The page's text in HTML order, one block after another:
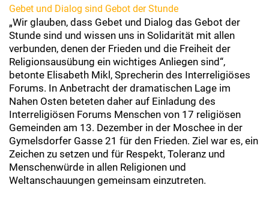
Gebet und Dialog sind Gebot der Stunde
„Wir glauben, dass Gebet und Dialog das Gebot der
Stunde sind und wissen uns in Solidarität mit allen
verbunden, denen der Frieden und die Freiheit der
Religionsausübung ein wichtiges Anliegen sind“,
betonte Elisabeth Mikl, Sprecherin des Interreligiöses
Forums. In Anbetracht der dramatischen Lage im
Nahen Osten beteten daher auf Einladung des
Interreligiösen Forums Menschen von 17 religiösen
Gemeinden am 13. Dezember in der Moschee in der
Gymelsdorfer Gasse 21 für den Frieden. Ziel war es, ein
Zeichen zu setzen und für Respekt, Toleranz und
Menschenwürde in allen Religionen und
Weltanschauungen gemeinsam einzutreten.